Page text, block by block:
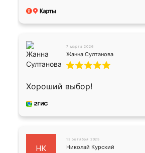
7 марта 2026
Жанна Султанова
Хороший выбор!
НК
13 октября 2025
Николай Курский